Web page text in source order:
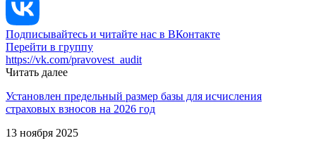
Подписывайтесь и читайте нас в ВКонтакте
Перейти в группу
https://vk.com/pravovest_audit
Читать далее
Установлен предельный размер базы для исчисления
страховых взносов на 2026 год
13 ноября 2025